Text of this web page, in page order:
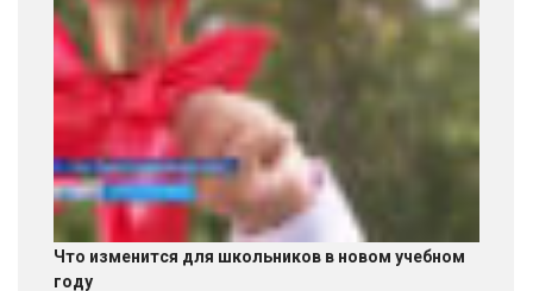
Что изменится для школьников в новом учебном
году